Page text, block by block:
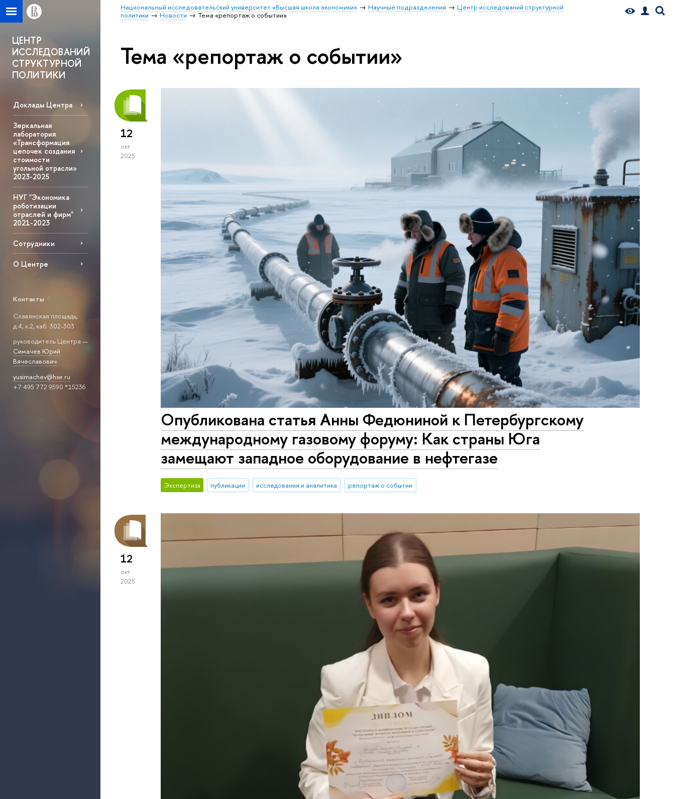
Национальный исследовательский университет «Высшая школа экономики» Научные подразделения
Центр исследований структурной
политики
Новости Тема «репортаж о событии»
ЦЕНТР
ИССЛЕДОВАНИЙ
СТРУКТУРНОЙ
ПОЛИТИКИ
Доклады Центра
Зеркальная
лаборатория
«Трансформация
цепочек создания
стоимости
угольной отрасли»
2023-2025
НУГ "Экономика
роботизации
отраслей и фирм"
2021-2023
Сотрудники
О Центре
Контакты
Славянская площадь,
д.4, к.2, каб. 302-303
руководитель Центра —
Симачев Юрий
Вячеславович
yusimachev@hse.ru
+7 495 772 9590 *15236
Тема «репортаж о событии»
12
окт
2025
Опубликована статья Анны Федюниной к Петербургскому
международному газовому форуму: Как страны Юга
замещают западное оборудование в нефтегазе
Экспертиза публикации исследования и аналитика репортаж о событии
12
окт
2025